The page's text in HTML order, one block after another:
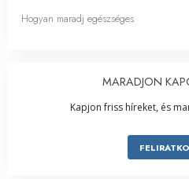
Hogyan maradj egészséges
MARADJON
Kapjon friss híreket, és